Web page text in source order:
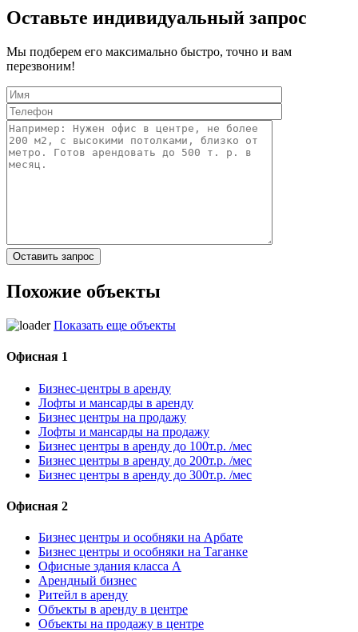
Оставьте индивидуальный запрос
Мы подберем его максимально быстро, точно и вам
перезвоним!
Похожие объекты
Показать еще объекты
Офисная 1
Бизнес-центры в аренду
Лофты и мансарды в аренду
Бизнес центры на продажу
Лофты и мансарды на продажу
Бизнес центры в аренду до 100т.р. /мес
Бизнес центры в аренду до 200т.р. /мес
Бизнес центры в аренду до 300т.р. /мес
Офисная 2
Бизнес центры и особняки на Арбате
Бизнес центры и особняки на Таганке
Офисные здания класса А
Арендный бизнес
Ритейл в аренду
Объекты в аренду в центре
Объекты на продажу в центре